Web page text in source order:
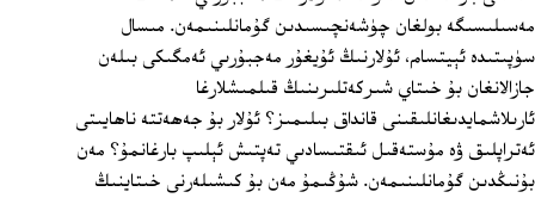
مەسىلىسىگە بولغان چۈشەنچىسىدىن گۇمانلىنىمەن. مىسال
سۈپىتىدە ئېيتسام، ئۇلارنىڭ ئۇيغۇر مەجبۇرىي ئەمگىكى بىلەن
جازالانغان بۇ خىتاي شىركەتلىرىنىڭ قىلمىشلارغا
ئارىلاشمايدىغانلىقىنى قانداق بىلىمىز؟ ئۇلار بۇ جەھەتتە ناھايىتى
ئەتراپلىق ۋە مۇستەقىل ئىقتىسادىي تەپتىش ئېلىپ بارغانمۇ؟ مەن
بۇنىڭدىن گۇمانلىنىمەن. شۇڭىمۇ مەن بۇ كىشىلەرنى خىتاينىڭ